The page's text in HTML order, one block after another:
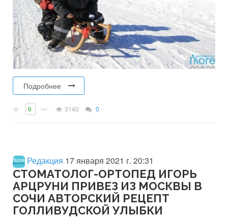
Подробнее
0 3140 0
Редакция 17 января 2021 г. 20:31
СТОМАТОЛОГ-ОРТОПЕД ИГОРЬ
АРЦРУНИ ПРИВЕЗ ИЗ МОСКВЫ В
СОЧИ АВТОРСКИЙ РЕЦЕПТ
ГОЛЛИВУДСКОЙ УЛЫБКИ